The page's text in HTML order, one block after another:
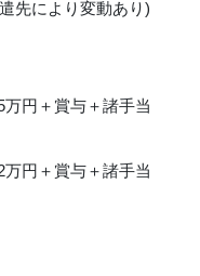
先により変動あり)
円＋賞与＋諸手当
円＋賞与＋諸手当